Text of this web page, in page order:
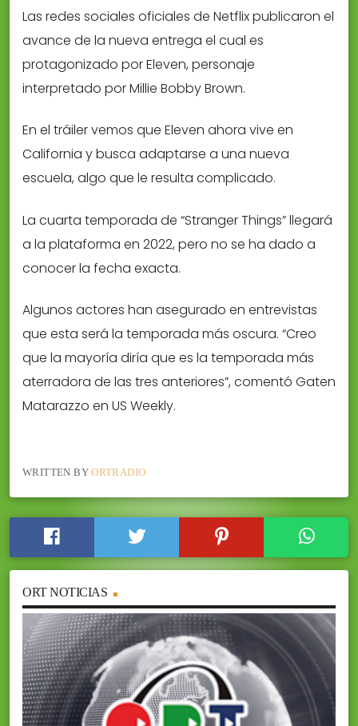
Las redes sociales oficiales de Netflix publicaron el
avance de la nueva entrega el cual es
protagonizado por Eleven, personaje
interpretado por Millie Bobby Brown.
En el tráiler vemos que Eleven ahora vive en
California y busca adaptarse a una nueva
escuela, algo que le resulta complicado.
La cuarta temporada de “Stranger Things” llegará
a la plataforma en 2022, pero no se ha dado a
conocer la fecha exacta.
Algunos actores han asegurado en entrevistas
que esta será la temporada más oscura. “Creo
que la mayoría diría que es la temporada más
aterradora de las tres anteriores”, comentó Gaten
Matarazzo en US Weekly.
WRITTEN BYORTRADIO
ORT NOTICIAS